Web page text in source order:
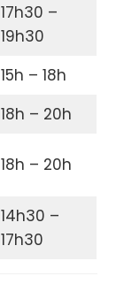
17h30 –
19h30
15h – 18h
18h – 20h
18h – 20h
14h30 –
17h30